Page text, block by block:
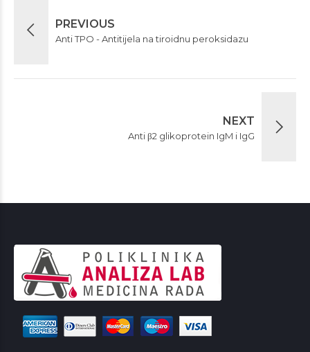
PREVIOUS
Anti TPO - Antitijela na tiroidnu peroksidazu
NEXT
Anti β2 glikoprotein IgM i IgG